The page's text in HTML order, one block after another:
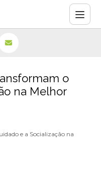
TRANSFORMAM O
o
na Melhor